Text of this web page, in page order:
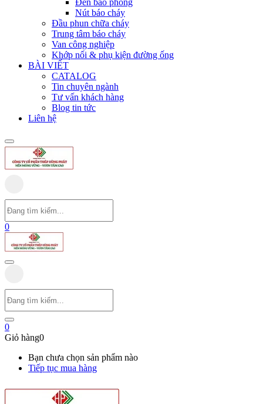
Đèn báo phòng
Nút báo cháy
Đầu phun chữa cháy
Trung tâm báo cháy
Van công nghiệp
Khớp nối & phụ kiện đường ống
BÀI VIẾT
CATALOG
Tin chuyên ngành
Tư vấn khách hàng
Blog tin tức
Liên hệ
0
0
Giỏ hàng0
Bạn chưa chọn sản phẩm nào
Tiếp tục mua hàng